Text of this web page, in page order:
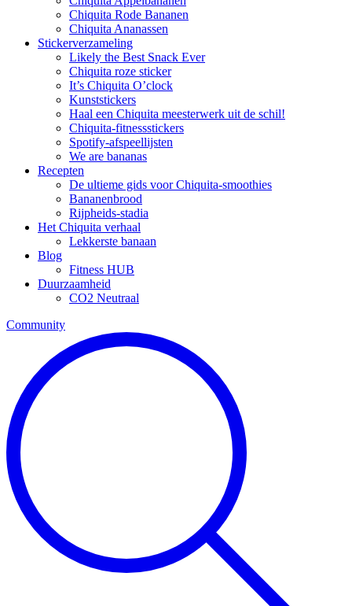
Chiquita Rode Bananen
Chiquita Ananassen
Stickerverzameling
Likely the Best Snack Ever
Chiquita roze sticker
It’s Chiquita O’clock
Kunststickers
Haal een Chiquita meesterwerk uit de schil!
Chiquita-fitnessstickers
Spotify-afspeellijsten
We are bananas
Recepten
De ultieme gids voor Chiquita-smoothies
Bananenbrood
Rijpheids-stadia
Het Chiquita verhaal
Lekkerste banaan
Blog
Fitness HUB
Duurzaamheid
CO2 Neutraal
Community